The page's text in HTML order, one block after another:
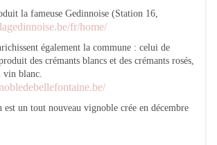
la fameuse Gedinnoise (Station 16,
fr/home/
également la commune : celui de
des crémants blancs et des crémants rosés,
vin blanc.
un tout nouveau vignoble crée en décembre